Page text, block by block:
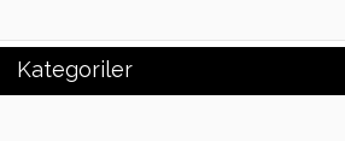
Kategoriler